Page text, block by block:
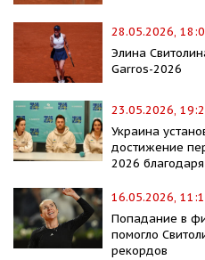
28.05.2026,
Элина
Garros-2026
23.05.2026,
Украина
достижение
2026
16.05.2026,
Попадание в
помогло
рекордов